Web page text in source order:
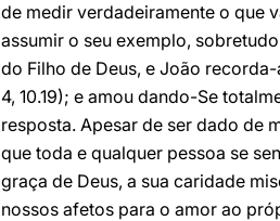
de medir verdadeiramente o que
assumir o seu exemplo,
do Filho de Deus, e João
4, 10.19); e amou dando-Se
resposta. Apesar de ser dado de
que toda e qualquer pessoa se
graça de Deus, a sua caridade
nossos afetos para o amor ao